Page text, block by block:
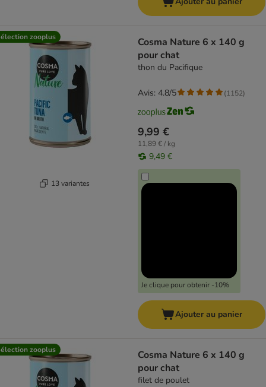
zooplus
13 variantes
Cosma Nature 6 x 140 g
pour chat
thon du Pacifique
9,99 €
11,89 € / kg
9,49 €
Je clique pour obtenir -10%
Avis: 4.8/5 (1152)
Ajouter au panier
zooplus
Cosma Nature 6 x 140 g
pour chat
filet de poulet